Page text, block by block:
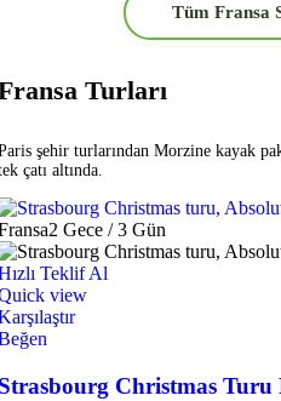
Tüm Fransa
Turları
şehir turlarından Morzine kayak
çatı altında.
2 Gece / 3 Gün
Teklif Al
view
Christmas Turu